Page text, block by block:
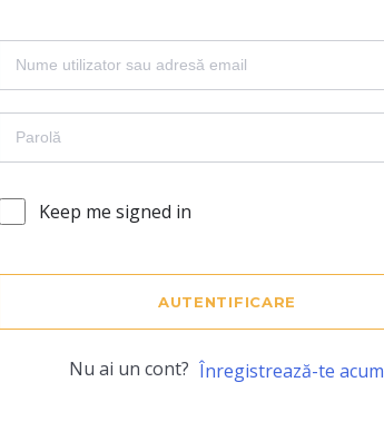
Keep me signed in
AUTENTIFICARE
Nu ai un cont? Înregistrează-te acum